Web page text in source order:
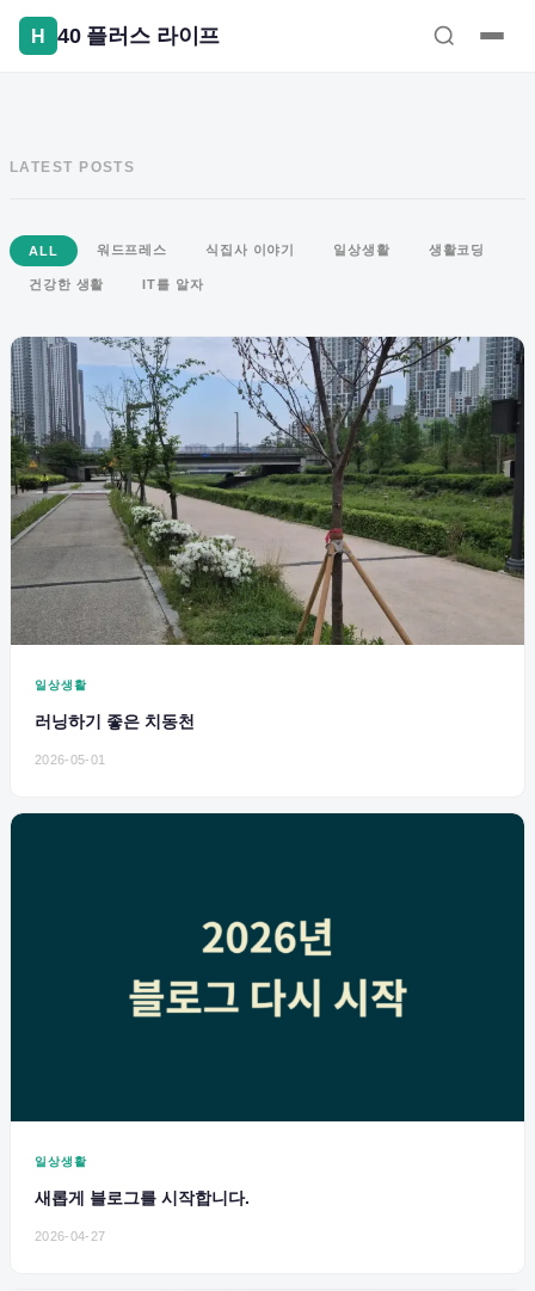
너
기
40 플러스 라이프
LATEST POSTS
ALL 워드프레스 식집사 이야기 일상생활 생활코딩
건강한 생활 IT를 알자
일상생활
러닝하기 좋은 치동천
2026-05-01
일상생활
새롭게 블로그를 시작합니다.
2026-04-27